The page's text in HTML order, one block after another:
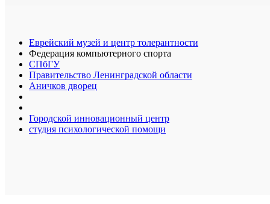
Еврейский музей и центр толерантности
Федерация компьютерного спорта
СПбГУ
Правительство Ленинградской области
Аничков дворец
Городской инновационный центр
студия психологической помощи